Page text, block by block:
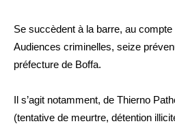
Se succèdent à la barre, au
Audiences criminelles, seize
préfecture de Boffa.
Il s’agit notamment, de Thierno
(tentative de meurtre, détention